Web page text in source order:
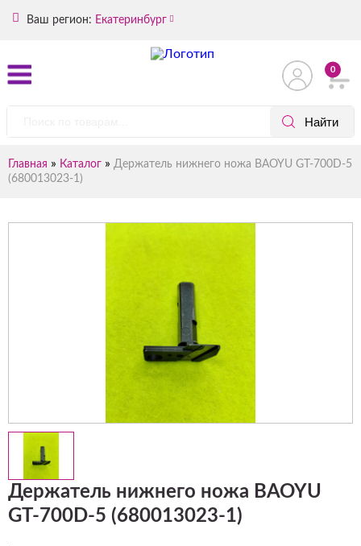
Ваш регион: Екатеринбург
0
Главная » Каталог » Держатель нижнего ножа BAOYU GT-700D-5
(680013023-1)
Держатель нижнего ножа BAOYU
GT-700D-5 (680013023-1)